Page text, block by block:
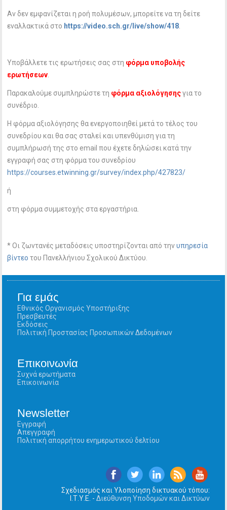
Αν δεν εμφανίζεται η ροή πολυμέσων, μπορείτε να τη δείτε
εναλλακτικά στο https://video.sch.gr/live/show/418
Υποβάλλετε τις ερωτήσεις σας στη φόρμα υποβολής
ερωτήσεων
Παρακαλούμε συμπληρώστε τη φόρμα αξιολόγησηςγια το
συνέδριο.
Η φόρμα αξιολόγησης θα ενεργοποιηθεί μετά το τέλος του
συνεδρίου και θα σας σταλεί και υπενθύμιση για τη
συμπλήρωσή της στο email που έχετε δηλώσει κατά την
εγγραφή σας στη φόρμα του συνεδρίου
https://courses.etwinning.gr/survey/index.php/427823/
ή
στη φόρμα συμμετοχής στα εργαστήρια.
* Οι ζωντανές μεταδόσεις υποστηρίζονται από τηνυπηρεσία
βίντεο του Πανελλήνιου Σχολικού Δικτύου.
Για εμάς
Εθνικός Οργανισμός Υποστήριξης
Πρεσβευτές
Εκδόσεις
Πολιτική Προστασίας Προσωπικών Δεδομένων
Επικοινωνία
Συχνά ερωτήματα
Επικοινωνία
Newsletter
Εγγραφή
Απεγγραφή
Πολιτική απορρήτου ενημερωτικού δελτίου
Σχεδιασμός και Υλοποίηση δικτυακού τόπου:
Ι.Τ.Υ.Ε. - Διεύθυνση Υποδομών και Δικτύων